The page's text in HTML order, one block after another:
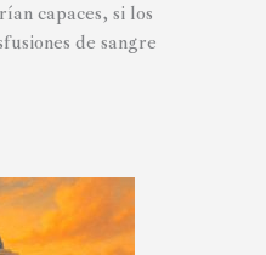
capaces, si los
de sangre